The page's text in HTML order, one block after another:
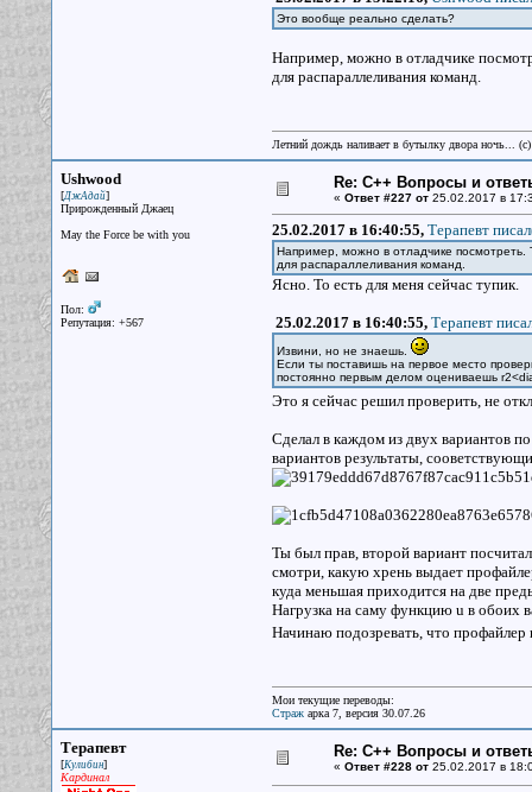
Это вообще реально сделать?
Например, можно в отладчике
для распараллеливания команд.
Летний дождь наливает в бутылку двора ночь...
Ushwood
[ДжАдай]
Прирожденный Джаец
May the Force be with you
Пол:
Репутация: +567
Re: С++ Вопросы и
« Ответ #227 от25.02.2017 в
25.02.2017 в 16:40:55, Терапевт
Например, можно в отладчике посмотреть.
для распараллеливания команд.
Ясно. То есть для меня сейчас тупик.
25.02.2017 в 16:40:55, Терапевт
Извини, но не знаешь.
Если ты поставишь на первое место
постоянно первым делом оцениваешь
Это я сейчас решил проверить, не
Сделал в каждом из двух вариантов
вариантов результаты,
Ты был прав, второй вариант
смотри, какую хрень выдает
куда меньшая приходится на две
Нагрузка на саму функцию u в обоих
Начинаю подозревать, что профайлер
Мои текущие переводы:
Стражарка 7, версия 30.07.26
Терапевт
[Кулибин]
Кардинал
Re: С++ Вопросы и
« Ответ #228 от25.02.2017 в